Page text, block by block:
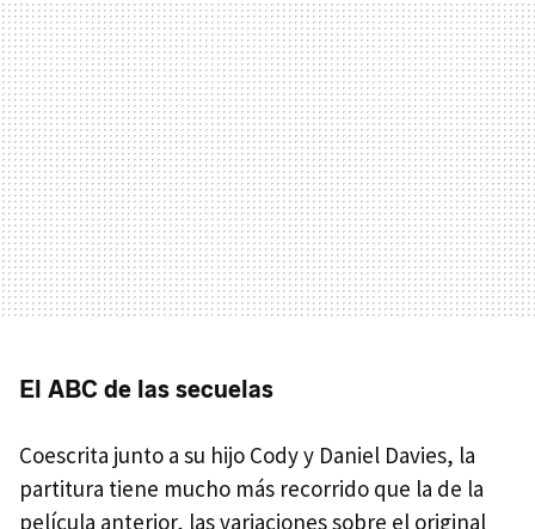
El ABC de las secuelas
Coescrita junto a su hijo Cody y Daniel Davies, la
partitura tiene mucho más recorrido que la de la
película anterior, las variaciones sobre el original